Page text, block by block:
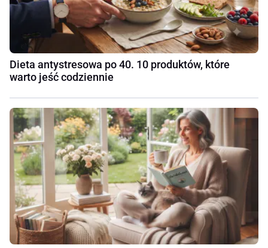
Dieta antystresowa po 40. 10 produktów, które
warto jeść codziennie